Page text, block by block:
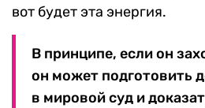
вот будет эта энергия.
В принципе, если он
он может подготовить
в мировой суд и